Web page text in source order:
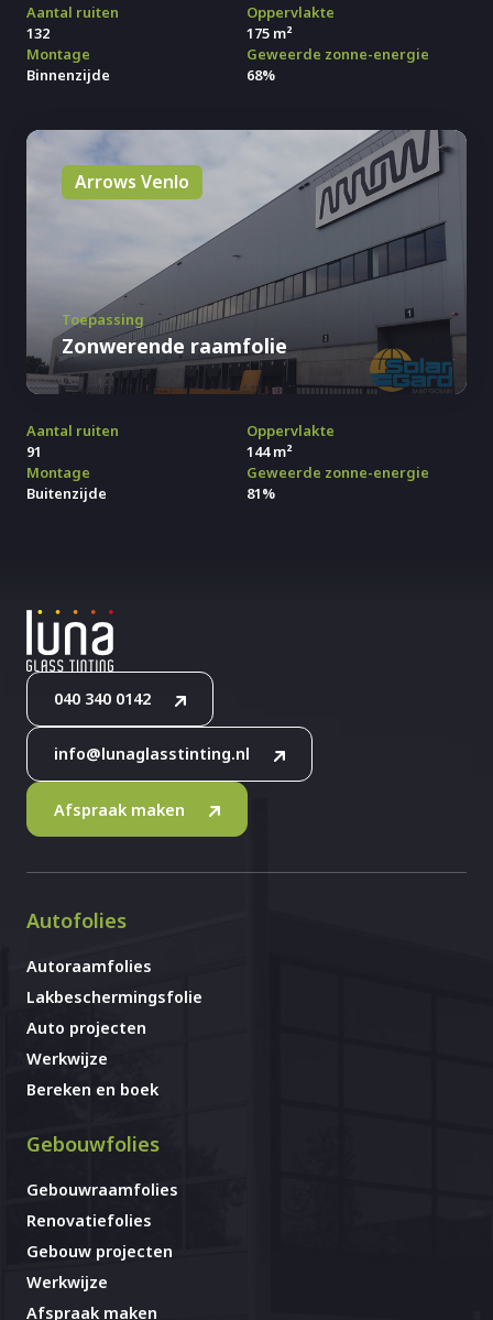
Aantal ruiten
132
Oppervlakte
175 m²
Montage
Binnenzijde
Geweerde zonne-energie
68%
Arrows Venlo
Toepassing
Zonwerende raamfolie
Aantal ruiten
91
Oppervlakte
144 m²
Montage
Buitenzijde
Geweerde zonne-energie
81%
040 340 0142
info@lunaglasstinting.nl
Afspraak maken
Autofolies
Autoraamfolies
Lakbeschermingsfolie
Auto projecten
Werkwijze
Bereken en boek
Gebouwfolies
Gebouwraamfolies
Renovatiefolies
Gebouw projecten
Werkwijze
Afspraak maken